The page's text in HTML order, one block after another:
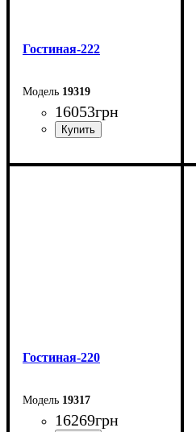
Гостиная-222
19319
16053грн
Ширина: 210 см
Гостиная-220
19317
16269грн